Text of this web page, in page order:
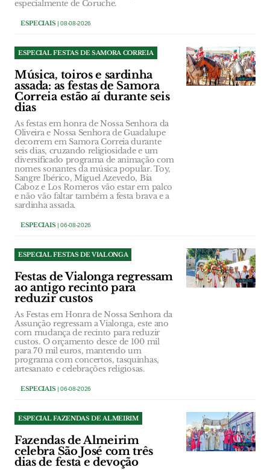
especialmente de Coruche.
ESPECIAIS| 08-08-2026
ESPECIAL FESTAS DE SAMORA CORREIA
Música, toiros e sardinha
assada: as festas de Samora
Correia estão aí durante seis
dias
As festas em honra de Nossa Senhora da
Oliveira e Nossa Senhora de Guadalupe
decorrem em Samora Correia durante
seis dias, cruzando religiosidade e um
diversificado programa de animação com
nomes sonantes da música popular. Toy,
Sangre Ibérico, Miguel Azevedo, Bia
Caboz e Los Romeros vão estar em palco
e não vão faltar também a festa brava e a
sardinha assada.
ESPECIAIS| 06-08-2026
ESPECIAL FESTAS DE VIALONGA
Festas de Vialonga regressam
ao antigo recinto para
reduzir custos
As Festas em Honra de Nossa Senhora da
Assunção regressam a Vialonga, este ano
com mudança de recinto para reduzir
custos. O orçamento desce de 100 mil
para 70 mil euros, mantendo um
programa com concertos, tasquinhas,
artesanato e celebrações religiosas.
ESPECIAIS| 06-08-2026
ESPECIAL FAZENDAS DE ALMEIRIM
Fazendas de Almeirim
celebra São José com três
dias de festa e devoção